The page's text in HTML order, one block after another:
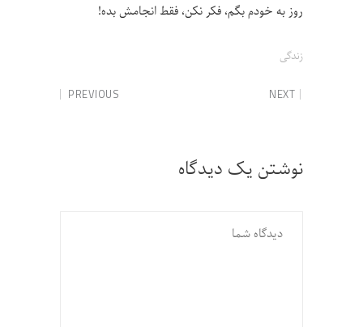
روز به خودم بگم، فکر نکن، فقط انجامش بده!
زندگی
PREVIOUS NEXT
نوشتن یک دیدگاه